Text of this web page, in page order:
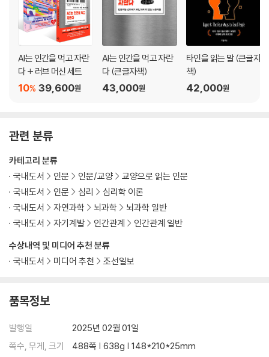
뇌는 어떻게 끌림에 관여하는가?
8. 결혼, 무엇이 쇼를 이끄는가?
건강에 대한 집착 혹은 방관
돈을 둘러싼 갈등
순수하면서도 순수하지 않은 부정 정서
내 자녀의 뇌 유형 평가하기
방어형 자녀 진정시키기
공격형 자녀 진정시키기
4부. 나의 뇌 유형은 일상생활에서 어떻게 나타나는가?
10. 건강한 식습관 레시피
우리는 왜 이렇게 뚱뚱해졌을까?
식습관에 영향을 미치는 숨은 요인
생각 없이 먹기
갈등의 언어
AI는 인간을 먹고 자란
다 + 러브 머신 세트
39,600원
10%
AI는 인간을 먹고 자란
다 (큰글자책)
43,000원
타인을 읽는 말 (큰글자
책)
42,000원
관련 분류
수상내역 및 미디어 추천 분류
국내도서
미디어 추천 조선일보
카테고리 분류
국내도서
인문 인문/교양
교양으로 읽는 인문
국내도서
인문 심리
심리학 이론
국내도서
자연과학 뇌과학
뇌과학 일반
국내도서
자기계발 인간관계 인간관계 일반
품목정보
발행일
2025년 02월 01일
쪽수, 무게, 크기
488쪽 | 638g | 148*210*25mm